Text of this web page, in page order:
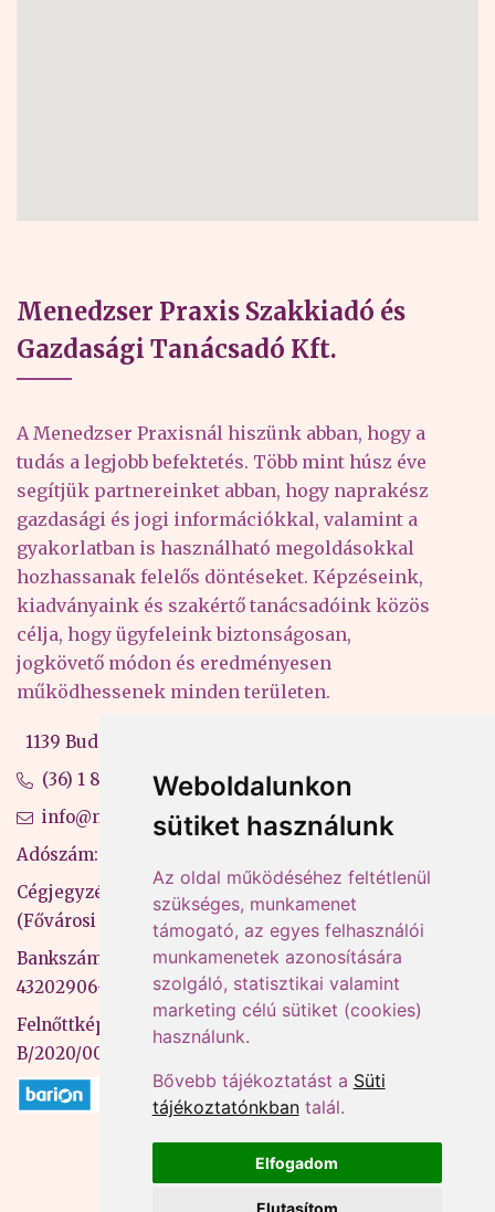
Weboldalunkon
sütiket használunk
Az oldal működéséhez feltétlenül
szükséges, munkamenet
támogató, az egyes felhasználói
munkamenetek azonosítására
szolgáló, statisztikai valamint
marketing célú sütiket (cookies)
használunk.
Bővebb tájékoztatást a Süti
tájékoztatónkbantalál.
Elfogadom
Elutasítom
Menedzser Praxis Szakkiadó és
Gazdasági Tanácsadó Kft.
A Menedzser Praxisnál hiszünk abban, hogy a
tudás a legjobb befektetés. Több mint húsz éve
segítjük partnereinket abban, hogy naprakész
gazdasági és jogi információkkal, valamint a
gyakorlatban is használható megoldásokkal
hozhassanak felelős döntéseket. Képzéseink,
kiadványaink és szakértő tanácsadóink közös
célja, hogy ügyfeleink biztonságosan,
jogkövető módon és eredményesen
működhessenek minden területen.
1139 Budapest, Váci út 99-105. 4. em.
(36) 1 880 76 00
info@mprx.hu
Adószám: 13598145-2-41
Cégjegyzékszám: 01-09-883770
(Fővárosi Bíróság)
Bankszámlaszám: CIB Bank, 10700581-
43202906-51100005
Felnőttképzési nyilvántartási szám:
B/2020/000053